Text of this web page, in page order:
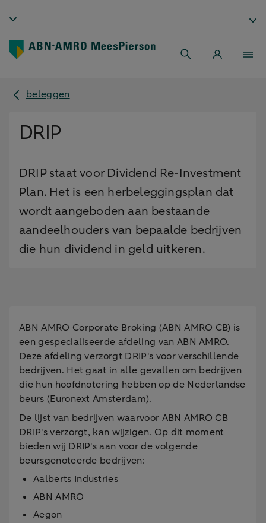
beleggen
DRIP
DRIP staat voor Dividend Re-Investment
Plan. Het is een herbeleggingsplan dat
wordt aangeboden aan bestaande
aandeelhouders van bepaalde bedrijven
die hun dividend in geld uitkeren.
ABN AMRO Corporate Broking (ABN AMRO CB) is
een gespecialiseerde afdeling van ABN AMRO.
Deze afdeling verzorgt DRIP's voor verschillende
bedrijven. Het gaat in alle gevallen om bedrijven
die hun hoofdnotering hebben op de Nederlandse
beurs (Euronext Amsterdam).
De lijst van bedrijven waarvoor ABN AMRO CB
DRIP's verzorgt, kan wijzigen. Op dit moment
bieden wij DRIP's aan voor de volgende
beursgenoteerde bedrijven:
Aalberts Industries
ABN AMRO
Aegon